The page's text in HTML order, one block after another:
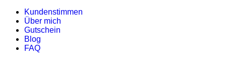
Kundenstimmen
Über mich
Gutschein
Blog
FAQ